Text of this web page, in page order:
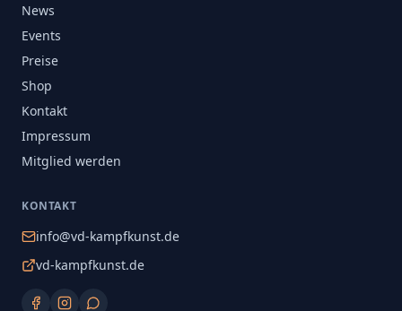
News
Events
Preise
Shop
Kontakt
Impressum
Mitglied werden
KONTAKT
info@vd-kampfkunst.de
vd-kampfkunst.de